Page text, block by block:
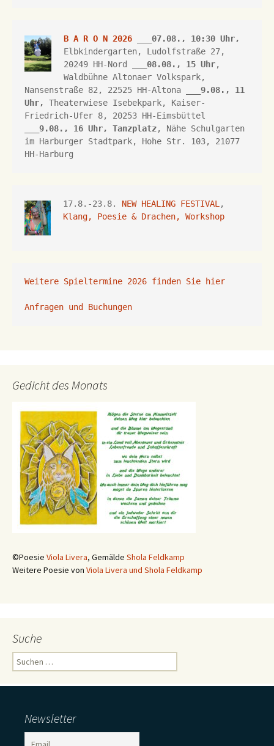
B A R O N 2026 ___07.08., 10:30 Uhr,
Elbkindergarten, Ludolfstraße 27,
20249 HH-Nord ___ 08.08., 15 Uhr
Nansenstraße 82, 22525 HH-Altona
9.08., 11
Uhr,
Theaterwiese Isebekpark, Kaiser-
Friedrich-Ufer 8, 20253 HH-Eimsbüttel
9.08., 16 Uhr, Tanzplatz, Nähe Schulgarten
im Harburger Stadtpark, Hohe Str. 103, 21077
HH-Harburg
17.8.-23.8. NEW HEALING FESTIVAL
Klang, Poesie & Drachen, Workshop
Weitere Spieltermine 2026 finden Sie hier
Anfragen und Buchungen
Gedicht des Monats
©Poesie Viola Livera, Gemälde Shola Feldkamp
Weitere Poesie von Viola Livera und Shola Feldkamp
Suche
Suchen
nach:
Newsletter